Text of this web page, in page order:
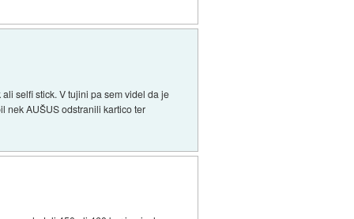
selfi stick. V tujini pa sem videl da je
nek AUŠUS odstranili kartico ter